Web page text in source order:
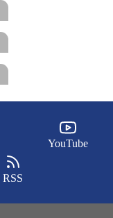
YouTube
RSS